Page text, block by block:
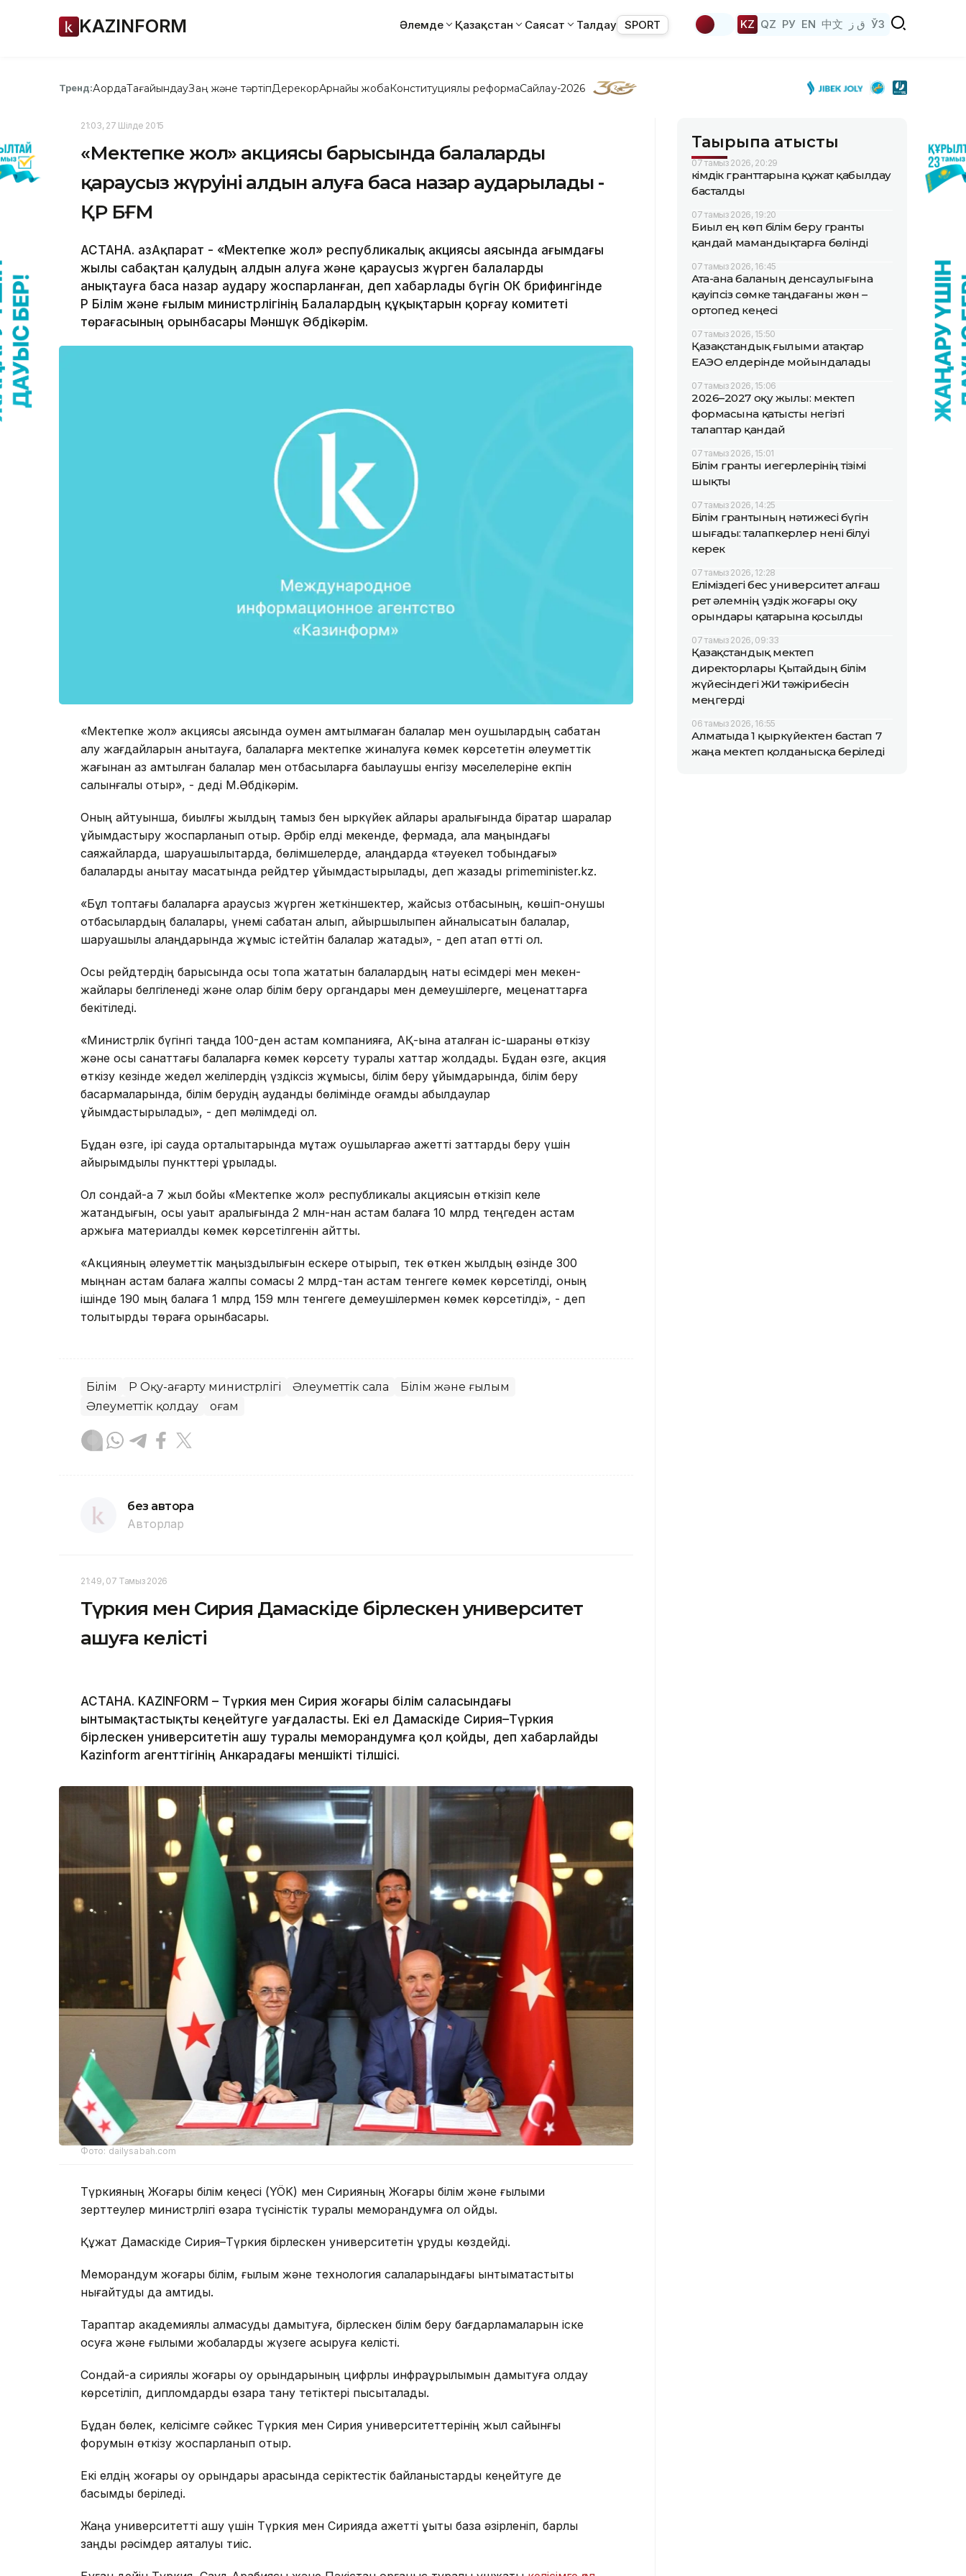
KAZINFORM Әлемде Қазақстан Саясат Талдау SPORT KZ QZ РУ EN 中文 ق ز ЎЗ
Тренд:АқордаТағайындауЗаң және тәртіпДерекқорАрнайы жобаКонституциялық реформаСайлау-2026
21:03, 27 Шілде 2015
«Мектепке жол» акциясы барысында балалардың
қараусыз жүруінің алдын алуға баса назар аударылады -
ҚР БҒМ
АСТАНА. ҚазАқпарат - «Мектепке жол» республикалық акциясы аясында ағымдағы
жылы сабақтан қалудың алдын алуға және қараусыз жүрген балаларды
анықтауға баса назар аудару жоспарланған, деп хабарлады бүгін ОКҚ брифингінде
ҚР Білім және ғылым министрлігінің Балалардың құқықтарын қорғау комитеті
төрағасының орынбасары Мәншүк Әбдікәрім.
«Мектепке жол» акциясы аясында оқумен қамтылмаған балалар мен оқушылардың сабақтан
қалу жағдайларын анықтауға, балаларға мектепке жиналуға көмек көрсететін әлеуметтік
жағынан аз қамтылған балалар мен отбасыларға бақылаушы енгізу мәселелеріне екпін
салынғалы отыр», - деді М.Әбдікәрім.
Оның айтуынша, биылғы жылдың тамыз бен қыркүйек айлары аралығында бірқатар шаралар
ұйымдастыру жоспарланып отыр. Әрбір елді мекенде, фермада, қала маңындағы
саяжайларда, шаруашылықтарда, бөлімшелерде, алаңдарда «тәуекел тобындағы»
балаларды анықтау мақсатында рейдтер ұйымдастырылады, деп жазады primeminister.kz.
«Бұл топтағы балаларға қараусыз жүрген жеткіншектер, жайсыз отбасының, көшіп-қонушы
отбасылардың балалары, үнемі сабақтан қалып, қайыршылықпен айналысатын балалар,
шаруашылық алаңдарында жұмыс істейтін балалар жатады», - деп атап өтті ол.
Осы рейдтердің барысында осы топқа жататын балалардың нақты есімдері мен мекен-
жайлары белгіленеді және олар білім беру органдары мен демеушілерге, меценаттарға
бекітіледі.
«Министрлік бүгінгі таңда 100-ден астам компанияға, АҚ-ына аталған іс-шараны өткізу
және осы санаттағы балаларға көмек көрсету туралы хаттар жолдады. Бұдан өзге, акция
өткізу кезінде жедел желілердің үздіксіз жұмысы, білім беру ұйымдарында, білім беру
басқармаларында, білім берудің аудандық бөлімінде қоғамдық қабылдаулар
ұйымдастырылады», - деп мәлімдеді ол.
Бұдан өзге, ірі сауда орталықтарында мұқтаж оқушыларғаә қажетті заттарды беру үшін
қайырымдылық пункттері құрылады.
Ол сондай-ақ 7 жыл бойы «Мектепке жол» республикалық акциясын өткізіп келе
жатқандығын, осы уақыт аралығында 2 млн-нан астам балаға 10 млрд теңгеден астам
қаржыға материалдық көмек көрсетілгенін айтты.
«Акцияның әлеуметтік маңыздылығын ескере отырып, тек өткен жылдың өзінде 300
мыңнан астам балаға жалпы сомасы 2 млрд-тан астам тенгеге көмек көрсетілді, оның
ішінде 190 мың балаға 1 млрд 159 млн тенгеге демеушілермен көмек көрсетілді», - деп
толықтырды төраға орынбасары.
Білім ҚР Оқу-ағарту министрлігі Әлеуметтік сала
Білім және ғылым
Әлеуметтік қолдау
Қоғам
без автора
Авторлар
21:49, 07 Тамыз 2026
Түркия мен Сирия Дамаскіде бірлескен университет
ашуға келісті
АСТАНА. KAZINFORM – Түркия мен Сирия жоғары білім саласындағы
ынтымақтастықты кеңейтуге уағдаласты. Екі ел Дамаскіде Сирия–Түркия
бірлескен университетін ашу туралы меморандумға қол қойды, деп хабарлайды
Kazinform агенттігінің Анкарадағы меншікті тілшісі.
Фото: dailysabah.com
Түркияның Жоғары білім кеңесі (YÖK) мен Сирияның Жоғары білім және ғылыми
зерттеулер министрлігі өзара түсіністік туралы меморандумға қол қойды.
Құжат Дамаскіде Сирия–Түркия бірлескен университетін құруды көздейді.
Меморандум жоғары білім, ғылым және технология салаларындағы ынтымақтастықты
нығайтуды да қамтиды.
Тараптар академиялық алмасуды дамытуға, бірлескен білім беру бағдарламаларын іске
қосуға және ғылыми жобаларды жүзеге асыруға келісті.
Сондай-ақ сириялық жоғары оқу орындарының цифрлық инфрақұрылымын дамытуға қолдау
көрсетіліп, дипломдарды өзара тану тетіктері пысықталады.
Бұдан бөлек, келісімге сәйкес Түркия мен Сирия университеттерінің жыл сайынғы
форумын өткізу жоспарланып отыр.
Екі елдің жоғары оқу орындары арасында серіктестік байланыстарды кеңейтуге де
басымдық беріледі.
Жаңа университетті ашу үшін Түркия мен Сирияда қажетті құқықтық база әзірленіп, барлық
заңдық рәсімдер аяқталуы тиіс.
Тақырыпқа қатысты
07 тамыз 2026, 20:29
Әкімдік гранттарына құжат қабылдау
басталды
07 тамыз 2026, 19:20
Биыл ең көп білім беру гранты
қандай мамандықтарға бөлінді
07 тамыз 2026, 16:45
Ата-ана баланың денсаулығына
қауіпсіз сөмке таңдағаны жөн –
ортопед кеңесі
07 тамыз 2026, 15:50
Қазақстандық ғылыми атақтар
ЕАЭО елдерінде мойындалады
07 тамыз 2026, 15:06
2026–2027 оқу жылы: мектеп
формасына қатысты негізгі
талаптар қандай
07 тамыз 2026, 15:01
Білім гранты иегерлерінің тізімі
шықты
07 тамыз 2026, 14:25
Білім грантының нәтижесі бүгін
шығады: талапкерлер нені білуі
керек
07 тамыз 2026, 12:28
Еліміздегі бес университет алғаш
рет әлемнің үздік жоғары оқу
орындары қатарына қосылды
07 тамыз 2026, 09:33
Қазақстандық мектеп
директорлары Қытайдың білім
жүйесіндегі ЖИ тәжірибесін
меңгерді
06 тамыз 2026, 16:55
Алматыда 1 қыркүйектен бастап 7
жаңа мектеп қолданысқа беріледі